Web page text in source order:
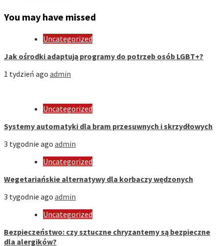
You may have missed
Uncategorized
Jak ośrodki adaptują programy do potrzeb osób LGBT+?
1 tydzień ago admin
Uncategorized
Systemy automatyki dla bram przesuwnych i skrzydłowych
3 tygodnie ago admin
Uncategorized
Wegetariańskie alternatywy dla korbaczy wędzonych
3 tygodnie ago admin
Uncategorized
Bezpieczeństwo: czy sztuczne chryzantemy są bezpieczne
dla alergików?